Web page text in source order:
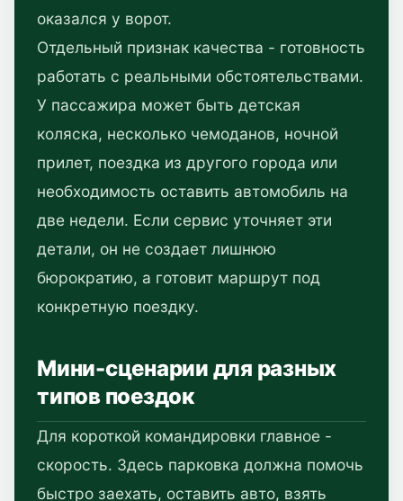
оказался у ворот.
Отдельный признак качества - готовность
работать с реальными обстоятельствами.
У пассажира может быть детская
коляска, несколько чемоданов, ночной
прилет, поездка из другого города или
необходимость оставить автомобиль на
две недели. Если сервис уточняет эти
детали, он не создает лишнюю
бюрократию, а готовит маршрут под
конкретную поездку.
Мини-сценарии для разных
типов поездок
Для короткой командировки главное -
скорость. Здесь парковка должна помочь
быстро заехать, оставить авто, взять